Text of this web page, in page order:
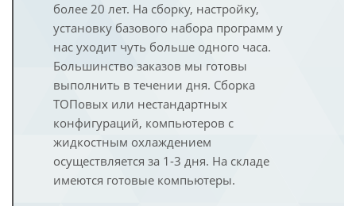
более 20 лет. На сборку, настройку,
установку базового набора программ у
нас уходит чуть больше одного часа.
Большинство заказов мы готовы
выполнить в течении дня. Сборка
ТОПовых или нестандартных
конфигураций, компьютеров с
жидкостным охлаждением
осуществляется за 1-3 дня. На складе
имеются готовые компьютеры.